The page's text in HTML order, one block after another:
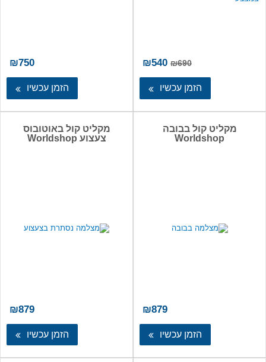
₪690
המחיר
המקורי
היה:
₪690.
₪540
הנוכחי
₪540.
הזמן עכשיו
₪750
הזמן עכשיו
מקליט קול בבובה
Worldshop
₪879
הזמן עכשיו
מקליט קול באוטובוס
צעצוע Worldshop
₪879
הזמן עכשיו